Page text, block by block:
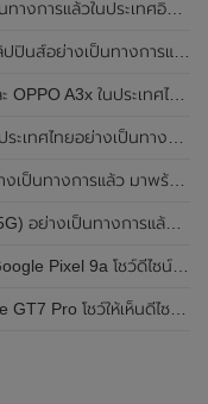
7s Gen 2 ของ Qualcomm และรองรับเครือข่าย 5G
อียด 13MP , แบตเตอรี่ 5,000mAh และหน้าจอแสดงผล LCD / 90Hz
ทางการแล้ว ในราคาเริ่มต้นเพียง 3,999 บาท
นทางการแล้ว ราคา 14,990 บาท
, แบตเตอรี่ 5,000mAh และใช้ชิปเซ็ต Unisoc
เป็นทางการแล้วในอินเดีย
ล้องหลังแบนราบ ไม่มีกรอบของกล้องแล้ว
ร้อมเผยรายละเอียดสเปกที่สำคัญบางส่วน